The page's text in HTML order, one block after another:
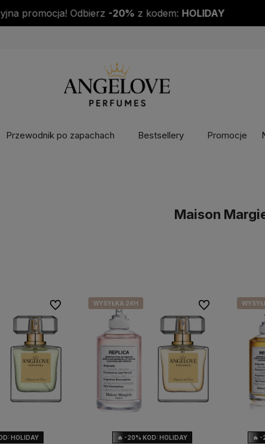
DO KAŻDEJ PACZKI PRÓBKA PERFUM GRATIS!
Przewodnik po zapachach Bestsellery Promocje
Setki pozytywnych opinii –
zadowolenie klientów to nasz
W Angelove stawiamy na
starannie dobrane
Maison
HOLIDAY
Do ulubionych
🔥 -20% KOD: HOLIDAY
WYSYŁKA 24H
WYSYŁKA 24H Do ulubionych
🔥 -